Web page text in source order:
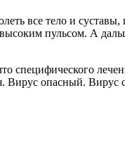
все тело и
пульсом. А
специфического
Вирус опасный.